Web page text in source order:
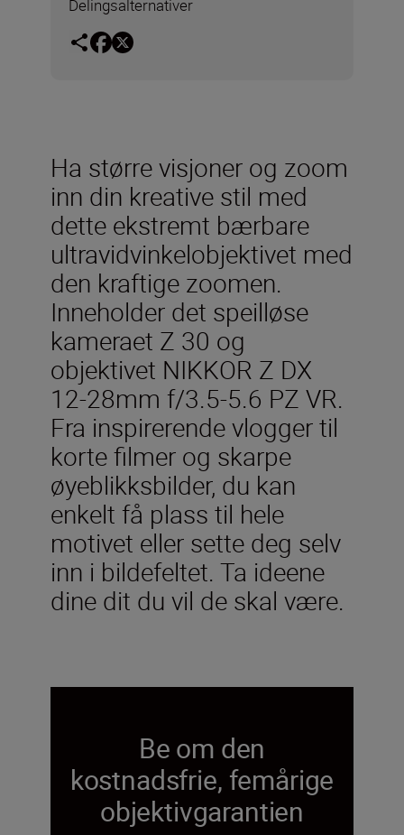
Delingsalternativer
Ha større visjoner og zoom
inn din kreative stil med
dette ekstremt bærbare
ultravidvinkelobjektivet med
den kraftige zoomen.
Inneholder det speilløse
kameraet Z 30 og
objektivet NIKKOR Z DX
12-28mm f/3.5-5.6 PZ VR.
Fra inspirerende vlogger til
korte filmer og skarpe
øyeblikksbilder, du kan
enkelt få plass til hele
motivet eller sette deg selv
inn i bildefeltet. Ta ideene
dine dit du vil de skal være.
Be om den
kostnadsfrie, femårige
objektivgarantien